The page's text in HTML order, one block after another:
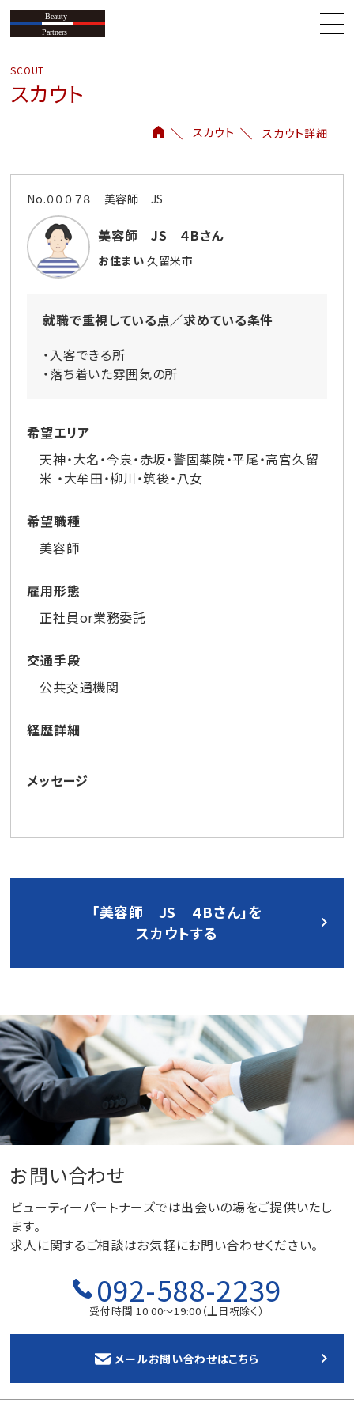
スカウト
スカウト スカウト詳細
No.０００７８ 美容師 JS
美容師 JS ４Bさん
お住まい 久留米市
就職で重視している点／求めている条件
・入客できる所
・落ち着いた雰囲気の所
希望エリア
天神・大名・今泉・赤坂・警固薬院・平尾・高宮久留
米 ・大牟田・柳川・筑後・八女
希望職種
美容師
雇用形態
正社員or業務委託
交通手段
公共交通機関
経歴詳細
メッセージ
「美容師 JS ４Bさん」を
スカウトする
お問い合わせ
ビューティーパートナーズでは出会いの場をご提供いたし
ます。
求人に関するご相談はお気軽にお問い合わせください。
092-588-2239
受付時間 10:00～19:00（土日祝除く）
メールお問い合わせはこちら